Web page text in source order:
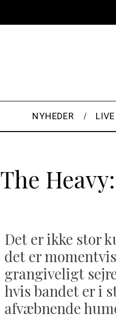
NYHEDER LIVE
The
Det er ikke stor
det er
grangiveligt
hvis bandet er i
afvæbnende